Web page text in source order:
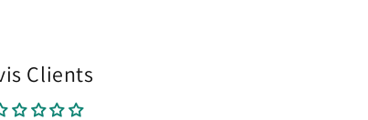
Clients